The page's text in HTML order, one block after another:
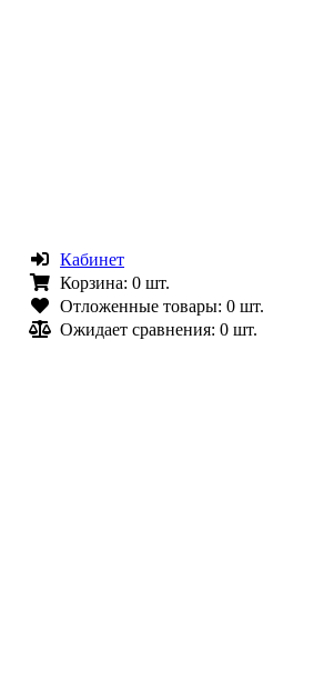
Кабинет
Корзина: 0 шт.
Отложенные товары: 0 шт.
Ожидает сравнения: 0 шт.